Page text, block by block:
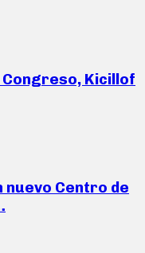
Kicillof
Centro de